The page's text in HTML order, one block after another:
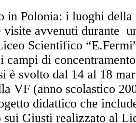
in Polonia: i luoghi della
avvenuti durante
Scientifico
campi di
è svolto dal 14 al 18
VF (anno scolastico
didattico che
sui Giusti realizzato al